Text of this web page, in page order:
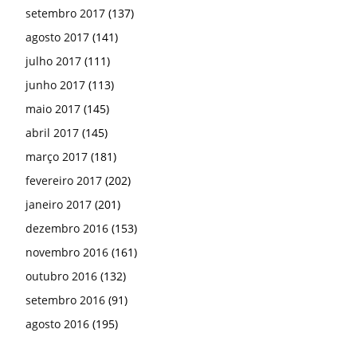
setembro 2017 (137)
agosto 2017 (141)
julho 2017 (111)
junho 2017 (113)
maio 2017 (145)
abril 2017 (145)
março 2017 (181)
fevereiro 2017 (202)
janeiro 2017 (201)
dezembro 2016 (153)
novembro 2016 (161)
outubro 2016 (132)
setembro 2016 (91)
agosto 2016 (195)